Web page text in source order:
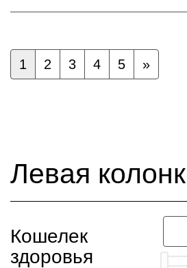
1 2 3 4 5 »
Левая
Кошелек
здоровья